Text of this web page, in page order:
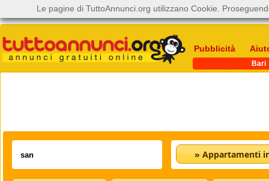
Pubblicità
Bari
Le pagine di TuttoAnnunci.org utilizzano Cookie.